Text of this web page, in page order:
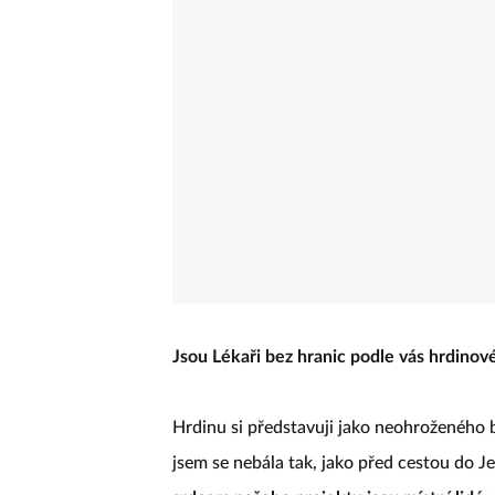
Jsou Lékaři bez hranic podle vás
Hrdinu si představuji jako neohroženého
jsem se nebála tak, jako před cestou do